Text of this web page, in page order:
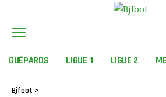
GUÉPARDS LIGUE 1 LIGUE 2
Bjfoot >